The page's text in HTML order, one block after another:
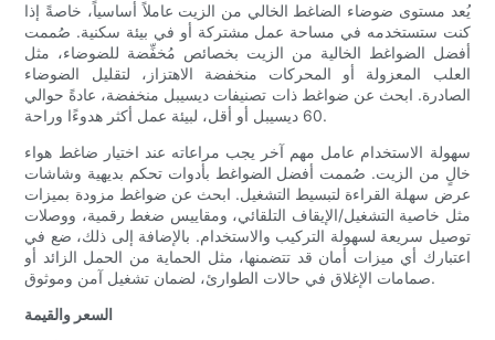
يُعد مستوى ضوضاء الضاغط الخالي من الزيت عاملاً أساسياً، خاصةً إذا
كنت ستستخدمه في مساحة عمل مشتركة أو في بيئة سكنية. صُممت
أفضل الضواغط الخالية من الزيت بخصائص مُخفِّضة للضوضاء، مثل
العلب المعزولة أو المحركات منخفضة الاهتزاز، لتقليل الضوضاء
الصادرة. ابحث عن ضواغط ذات تصنيفات ديسيبل منخفضة، عادةً حوالي
60 ديسيبل أو أقل، لبيئة عمل أكثر هدوءًا وراحة.
سهولة الاستخدام عامل مهم آخر يجب مراعاته عند اختيار ضاغط هواء
خالٍ من الزيت. صُممت أفضل الضواغط بأدوات تحكم بديهية وشاشات
عرض سهلة القراءة لتبسيط التشغيل. ابحث عن ضواغط مزودة بميزات
مثل خاصية التشغيل/الإيقاف التلقائي، ومقاييس ضغط رقمية، ووصلات
توصيل سريعة لسهولة التركيب والاستخدام. بالإضافة إلى ذلك، ضع في
اعتبارك أي ميزات أمان قد تتضمنها، مثل الحماية من الحمل الزائد أو
صمامات الإغلاق في حالات الطوارئ، لضمان تشغيل آمن وموثوق.
السعر والقيمة